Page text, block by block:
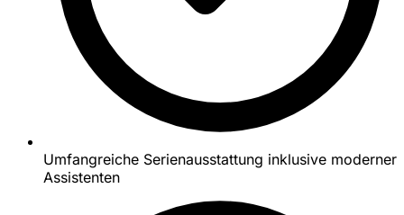
Umfangreiche Serienausstattung inklusive moderner
Assistenten